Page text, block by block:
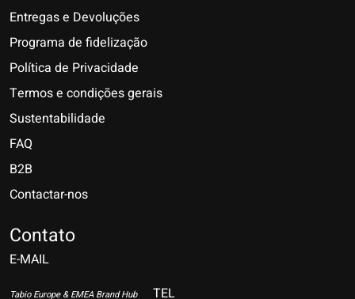
Entregas e Devoluções
Programa de fidelização
Política de Privacidade
Termos e condições gerais
Sustentabilidade
FAQ
B2B
Contactar-nos
Contato
E-MAIL
Tabio Europe & EMEA Brand Hub TEL